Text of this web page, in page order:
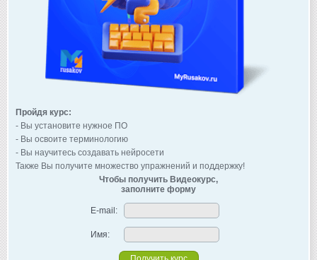
Пройдя курс:
- Вы установите нужное ПО
- Вы освоите терминологию
- Вы научитесь создавать нейросети
Также Вы получите множество упражнений и поддержку!
Чтобы получить Видеокурс,
заполните форму
E-mail:
Имя: